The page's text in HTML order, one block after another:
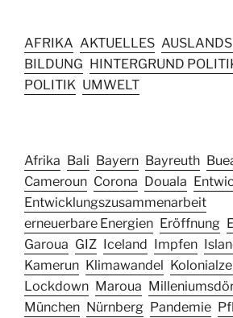
AFRIKA AKTUELLES
BILDUNG HINTERGRUND
POLITIK UMWELT
Afrika Bali Bayern Bayreuth
Cameroun Corona Douala
Entwicklungszusammenarbeit
erneuerbare Energien Eröffnung
Garoua GIZ Iceland Impfen
Kamerun Klimawandel
Lockdown Maroua
München Nürnberg Pandemie